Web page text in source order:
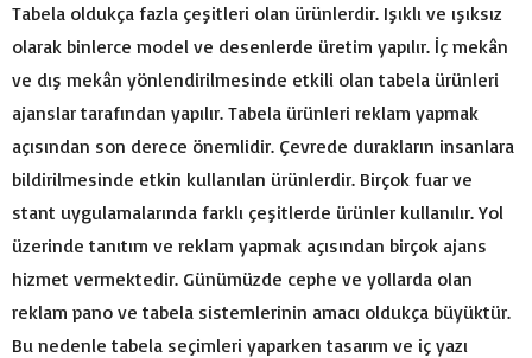
Tabela oldukça fazla çeşitleri olan ürünlerdir. Işıklı ve ışıksız
olarak binlerce model ve desenlerde üretim yapılır. İç mekân
ve dış mekân yönlendirilmesinde etkili olan tabela ürünleri
ajanslar tarafından yapılır. Tabela ürünleri reklam yapmak
açısından son derece önemlidir. Çevrede durakların insanlara
bildirilmesinde etkin kullanılan ürünlerdir. Birçok fuar ve
stant uygulamalarında farklı çeşitlerde ürünler kullanılır. Yol
üzerinde tanıtım ve reklam yapmak açısından birçok ajans
hizmet vermektedir. Günümüzde cephe ve yollarda olan
reklam pano ve tabela sistemlerinin amacı oldukça büyüktür.
Bu nedenle tabela seçimleri yaparken tasarım ve iç yazı